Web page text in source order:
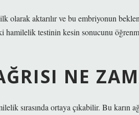
olarak aktarılır ve bu embriyonun
hamilelik testinin kesin sonucunu
NE
sırasında ortaya çıkabilir. Bu karın